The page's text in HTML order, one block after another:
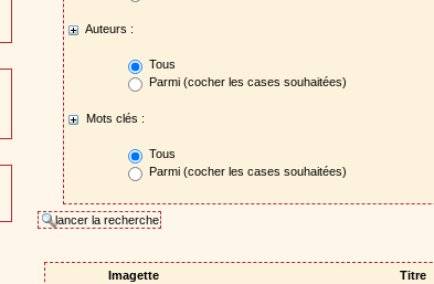
Auteurs :
Tous
Parmi (cocher les cases souhaitées)
Mots clés :
Tous
Parmi (cocher les cases souhaitées)
Imagette Titre